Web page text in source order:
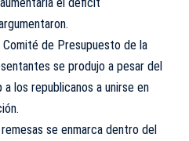
Comité de Presupuesto de la
se produjo a pesar del
a los republicanos a unirse en
se enmarca dentro del